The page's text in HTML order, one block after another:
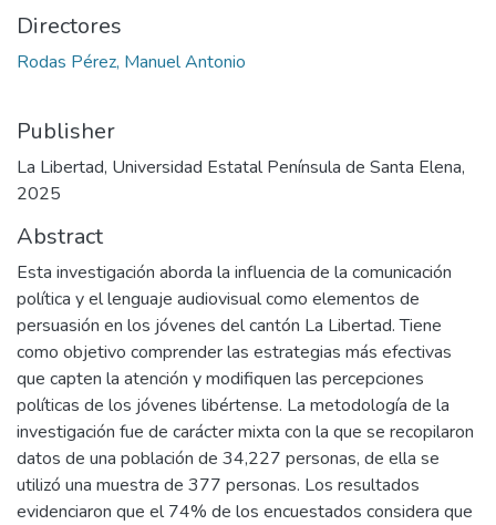
Directores
Rodas Pérez, Manuel Antonio
Publisher
La Libertad, Universidad Estatal Península de Santa Elena,
2025
Abstract
Esta investigación aborda la influencia de la comunicación
política y el lenguaje audiovisual como elementos de
persuasión en los jóvenes del cantón La Libertad. Tiene
como objetivo comprender las estrategias más efectivas
que capten la atención y modifiquen las percepciones
políticas de los jóvenes libértense. La metodología de la
investigación fue de carácter mixta con la que se recopilaron
datos de una población de 34,227 personas, de ella se
utilizó una muestra de 377 personas. Los resultados
evidenciaron que el 74% de los encuestados considera que